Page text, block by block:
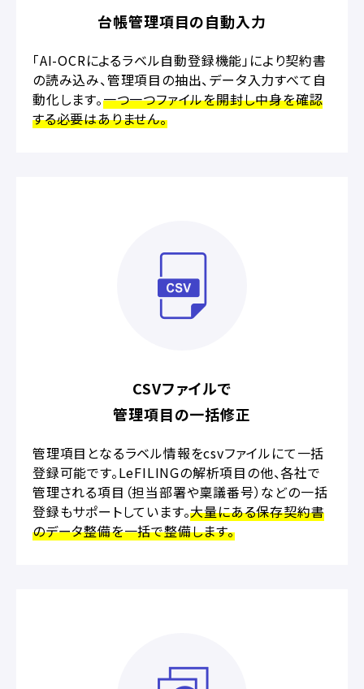
台帳管理項目の自動入力
「AI-OCRによるラベル自動登録機能」により契約書
の読み込み、管理項目の抽出、データ入力すべて自
動化します。一つ一つファイルを開封し中身を確認
する必要はありません。
CSVファイルで
管理項目の一括修正
管理項目となるラベル情報をcsvファイルにて一括
登録可能です。LeFILINGの解析項目の他、各社で
管理される項目（担当部署や稟議番号）などの一括
登録もサポートしています。大量にある保存契約書
のデータ整備を一括で整備します。